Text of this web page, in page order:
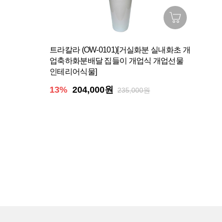
트라칼라 (OW-0101)[거실화분 실내화초 개
업축하화분배달 집들이 개업식 개업선물
인테리어식물]
13% 204,000원 235,000원